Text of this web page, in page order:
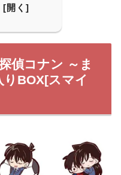
偵コナン ～ま
りBOX[スマイ